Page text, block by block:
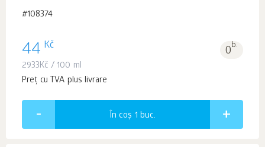
#108374
44 Kč 0b.
2933Kč / 100 ml
Preț cu TVA plus livrare
În coș 1 buc.